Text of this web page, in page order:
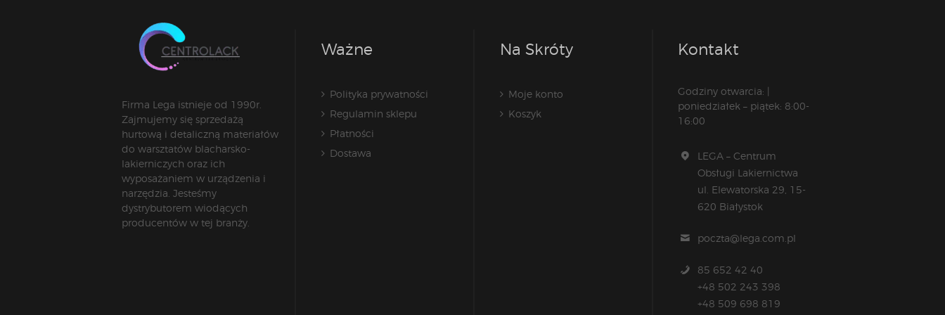
Firma Lega istnieje od 1990r.
Zajmujemy się sprzedażą
hurtową i detaliczną materiałów
do warsztatów blacharsko-
lakierniczych oraz ich
wyposażaniem w urządzenia i
narzędzia. Jesteśmy
dystrybutorem wiodących
producentów w tej branży.
Ważne
Polityka prywatności
Regulamin sklepu
Płatności
Dostawa
Na Skróty
Moje konto
Koszyk
Kontakt
Godziny otwarcia: |
poniedziałek – piątek: 8:00-
16:00
LEGA – Centrum
Obsługi Lakiernictwa
ul. Elewatorska 29, 15-
620 Białystok
poczta@lega.com.pl
85 652 42 40
+48 502 243 398
+48 509 698 819